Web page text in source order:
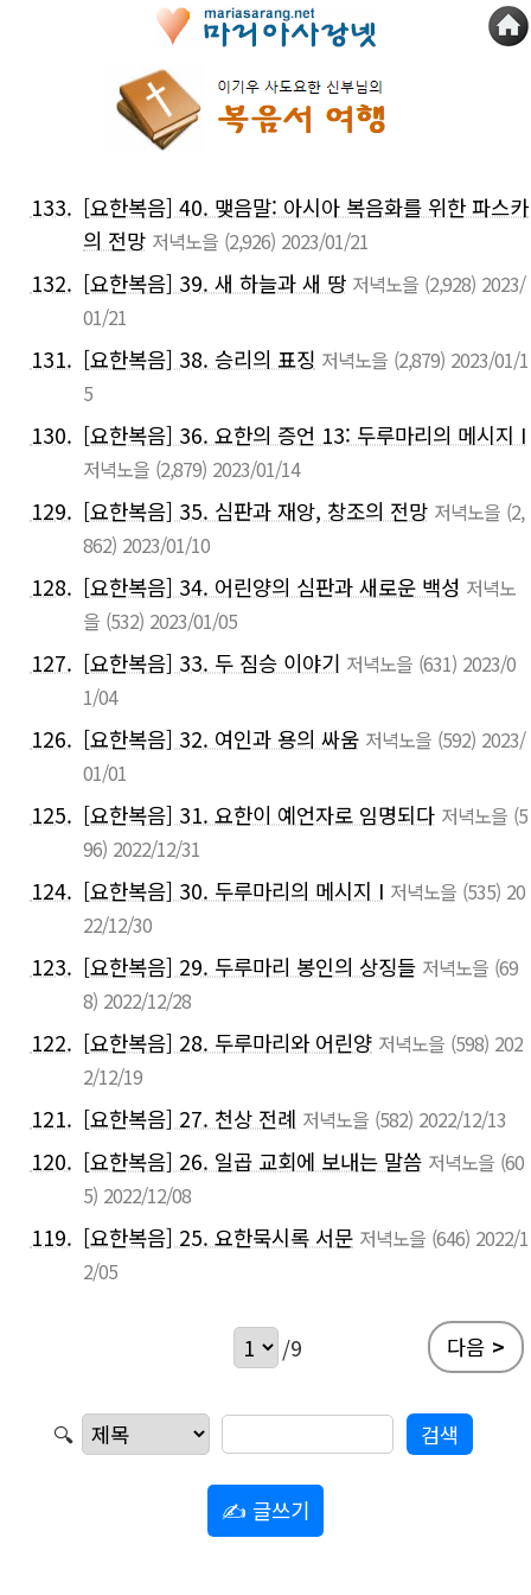
133. [요한복음] 40. 맺음말: 아시아 복음화를 위한 파스카
의 전망 저녁노을 (2,926) 2023/01/21
132. [요한복음] 39. 새 하늘과 새 땅 저녁노을 (2,928) 2023/
01/21
131. [요한복음] 38. 승리의 표징 저녁노을 (2,879) 2023/01/1
5
130. [요한복음] 36. 요한의 증언 13: 두루마리의 메시지 I
저녁노을 (2,879) 2023/01/14
129. [요한복음] 35. 심판과 재앙, 창조의 전망 저녁노을 (2,
862) 2023/01/10
128. [요한복음] 34. 어린양의 심판과 새로운 백성 저녁노
을 (532) 2023/01/05
127. [요한복음] 33. 두 짐승 이야기 저녁노을 (631) 2023/0
1/04
126. [요한복음] 32. 여인과 용의 싸움 저녁노을 (592) 2023/
01/01
125. [요한복음] 31. 요한이 예언자로 임명되다 저녁노을 (5
96) 2022/12/31
124. [요한복음] 30. 두루마리의 메시지 I 저녁노을 (535) 20
22/12/30
123. [요한복음] 29. 두루마리 봉인의 상징들 저녁노을 (69
8) 2022/12/28
122. [요한복음] 28. 두루마리와 어린양 저녁노을 (598) 202
2/12/19
121. [요한복음] 27. 천상 전례 저녁노을 (582) 2022/12/13
120. [요한복음] 26. 일곱 교회에 보내는 말씀 저녁노을 (60
5) 2022/12/08
119. [요한복음] 25. 요한묵시록 서문 저녁노을 (646) 2022/1
2/05
/9 다음 >
🔍
✍ 글쓰기